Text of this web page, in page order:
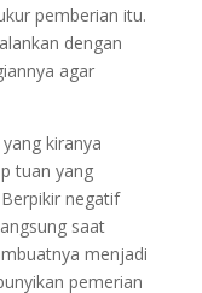
pemberian itu.
dengan
agar
kiranya
tuan yang
negatif
saat
menjadi
pemerian